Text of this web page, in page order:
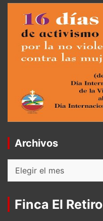
Archivos
Archivos
Finca El Retiro